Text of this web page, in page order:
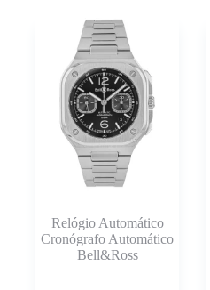
Relógio Automático
Cronógrafo Automático
Bell&Ross